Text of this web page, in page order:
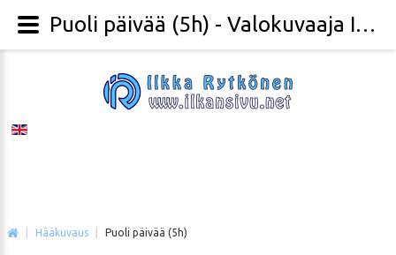
Hääkuvaus Puoli päivää (5h)
Puoli päivää (5h) - Valokuvaaja Ilkka Rytkönen